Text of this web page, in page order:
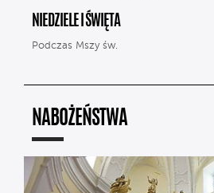
NIEDZIELE I ŚWIĘTA
Podczas Mszy św.
NABOŻEŃSTWA